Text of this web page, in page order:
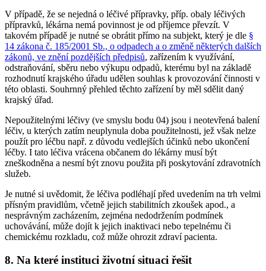
V případě, že se nejedná o léčivé přípravky, příp. obaly léčivých
přípravků, lékárna nemá povinnost je od příjemce převzít. V
takovém případě je nutné se obrátit přímo na subjekt, který je dle §
14 zákona č. 185/2001 Sb., o odpadech a o změně některých dalších
zákonů, ve znění pozdějších předpisů, zařízením k využívání,
odstraňování, sběru nebo výkupu odpadů, kterému byl na základě
rozhodnutí krajského úřadu udělen souhlas k provozování činnosti v
této oblasti. Souhrnný přehled těchto zařízení by měl sdělit daný
krajský úřad.
Nepoužitelnými léčivy (ve smyslu bodu 04) jsou i neotevřená balení
léčiv, u kterých zatím neuplynula doba použitelnosti, jež však nelze
použít pro léčbu např. z důvodu vedlejších účinků nebo ukončení
léčby. I tato léčiva vrácena občanem do lékárny musí být
zneškodněna a nesmí být znovu použita při poskytování zdravotních
služeb.
Je nutné si uvědomit, že léčiva podléhají před uvedením na trh velmi
přísným pravidlům, včetně jejich stabilitních zkoušek apod., a
nesprávným zacházením, zejména nedodržením podmínek
uchovávání, může dojít k jejich inaktivaci nebo tepelnému či
chemickému rozkladu, což může ohrozit zdraví pacienta.
8. Na které instituci životní situaci řešit